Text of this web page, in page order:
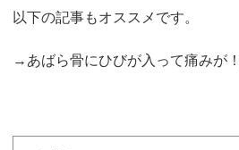
以下の記事もオススメです。
→あばら骨にひびが入って痛みが